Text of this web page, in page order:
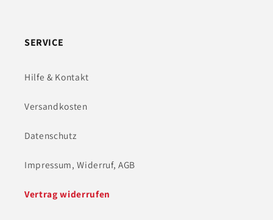
SERVICE
Hilfe & Kontakt
Versandkosten
Datenschutz
Impressum, Widerruf, AGB
Vertrag widerrufen